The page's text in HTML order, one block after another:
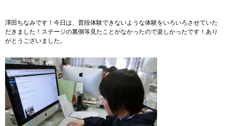
澤田ちなみです！今日は、普段体験できないような体験をいろいろさせていた
だきました！ステージの裏側等見たことがなかったので楽しかったです！あり
がとうございました。